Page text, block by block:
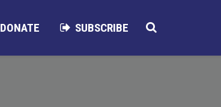
DONATE SUBSCRIBE